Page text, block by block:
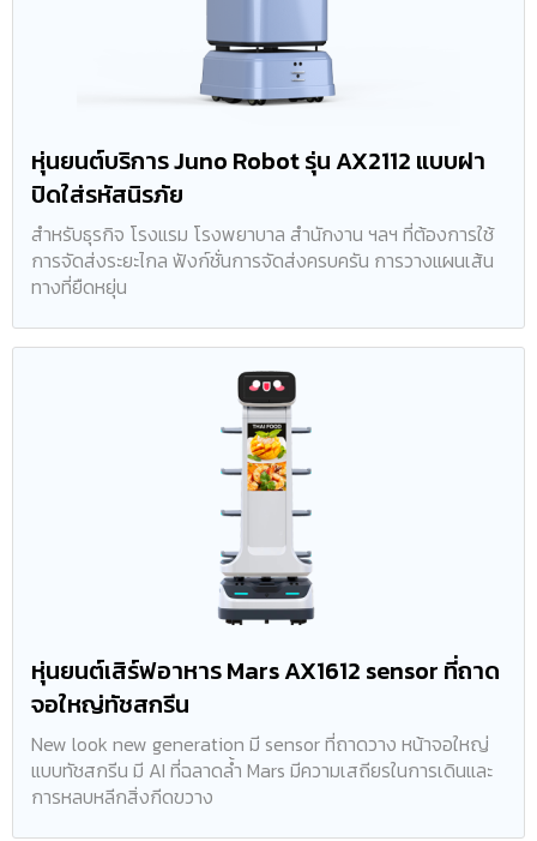
หุ่นยนต์บริการ Juno Robot รุ่น AX2112 แบบฝา
ปิดใส่รหัสนิรภัย
สำหรับธุรกิจ โรงแรม โรงพยาบาล สำนักงาน ฯลฯ ที่ต้องการใช้
การจัดส่งระยะไกล ฟังก์ชั่นการจัดส่งครบครัน การวางแผนเส้น
ทางที่ยืดหยุ่น
หุ่นยนต์เสิร์ฟอาหาร Mars AX1612 sensor ที่ถาด
จอใหญ่ทัชสกรีน
New look new generation มี sensor ที่ถาดวาง หน้าจอใหญ่
แบบทัชสกรีน มี AI ที่ฉลาดล้ำ Mars มีความเสถียรในการเดินและ
การหลบหลีกสิ่งกีดขวาง